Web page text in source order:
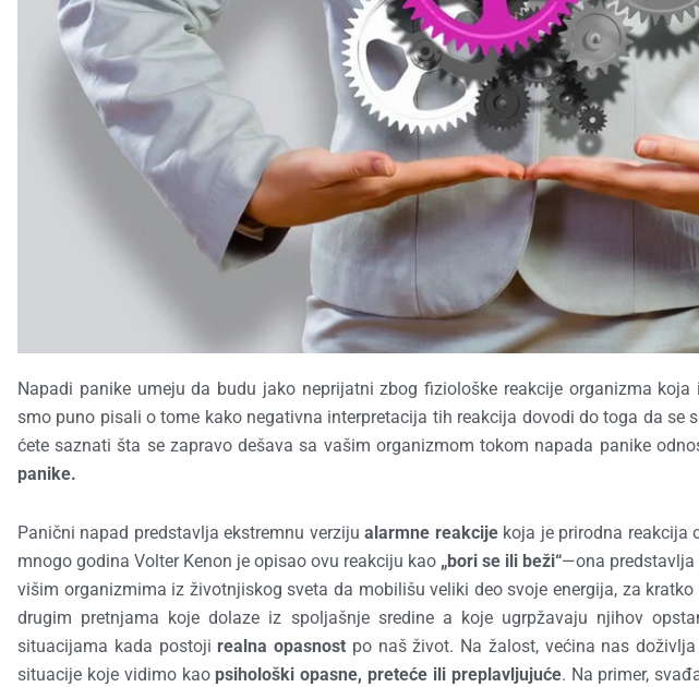
Napadi panike umeju da budu jako neprijatni zbog fiziološke reakcije organizma
smo puno pisali o tome kako negativna interpretacija tih reakcija dovodi do toga da se
ćete saznati šta se zapravo dešava sa vašim organizmom tokom napada panike
panike.
Panični napad predstavlja ekstremnu verzijualarmne reakcijekoja je prirodna reakcija
mnogo godina Volter Kenon je opisao ovu reakciju kao „bori se ili beži“—ona predstavlja
višim organizmima iz životnjiskog sveta da mobilišu veliki deo svoje energija, za
drugim pretnjama koje dolaze iz spoljašnje sredine a koje ugrpžavaju njihov
situacijama kada postoji realna opasnost po naš život. Na žalost, većina nas
situacije koje vidimo kao psihološki opasne, preteće ili preplavljujuće. Na primer,